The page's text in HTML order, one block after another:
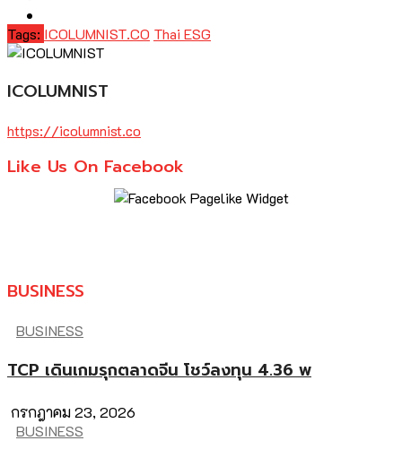
Tags: ICOLUMNIST.CO Thai ESG
ICOLUMNIST
https://icolumnist.co
Like Us On Facebook
BUSINESS
BUSINESS
TCP เดินเกมรุกตลาดจีน โชว์ลงทุน 4.36 พ
กรกฎาคม 23, 2026
BUSINESS